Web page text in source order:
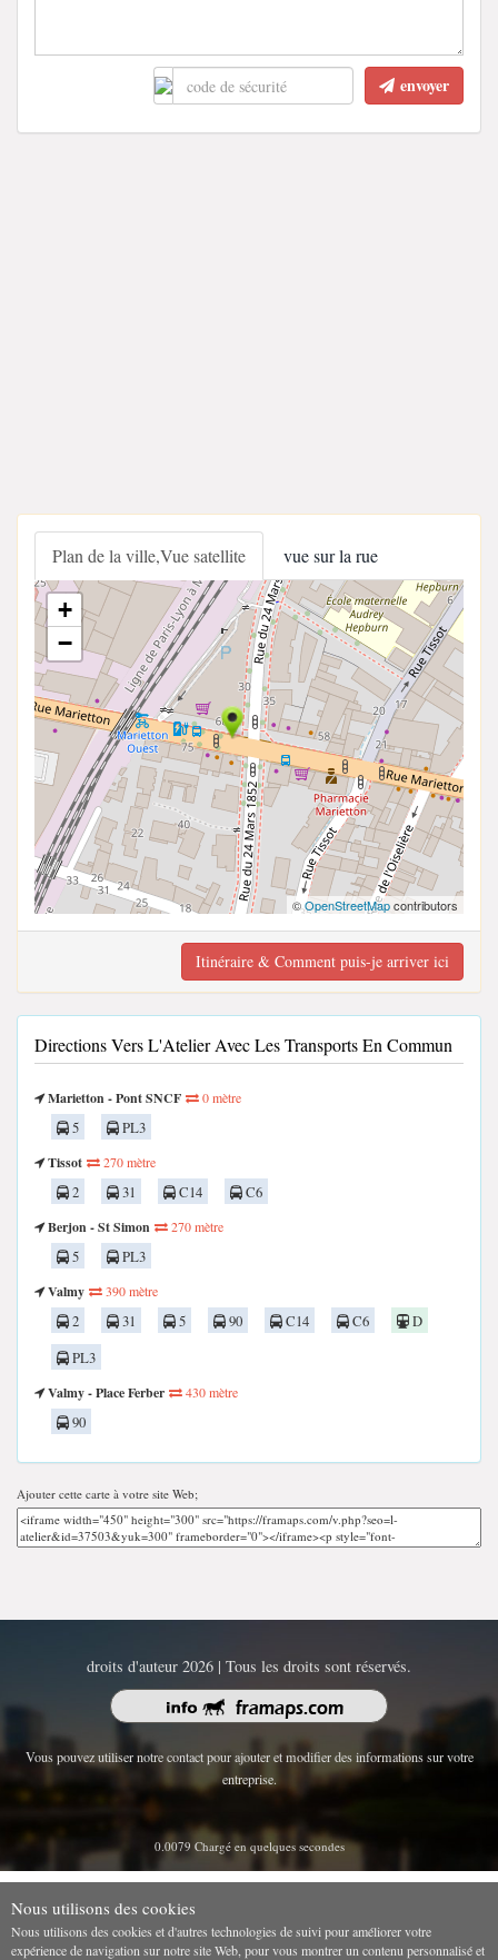
envoyer
Plan de la ville,Vue satellite vue sur la rue
+
−
©OpenStreetMapcontributors
Itinéraire & Comment puis-je arriver ici
Directions Vers L'Atelier Avec Les Transports En Commun
Marietton - Pont SNCF 0 mètre
5
PL3
Tissot
270 mètre
2 31 C14
C6
Berjon - St Simon
270 mètre
5
PL3
Valmy
390 mètre
2 31 5 90 C14 C6
D
PL3
Valmy - Place Ferber
430 mètre
90
Ajouter cette carte à votre site Web;
droits d'auteur 2026 | Tous les droits sont réservés.
Vous pouvez utiliser notre contact pour ajouter et modifier des informations sur votre
entreprise.
0.0079 Chargé en quelques secondes
Nous utilisons des cookies
Nous utilisons des cookies et d'autres technologies de suivi pour améliorer votre
expérience de navigation sur notre site Web, pour vous montrer un contenu personnalisé et